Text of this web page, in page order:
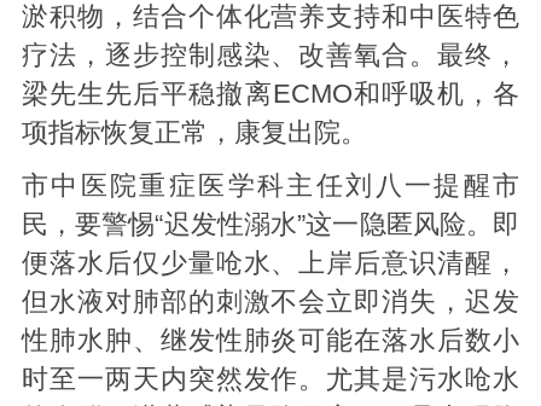
淤积物，结合个体化营养支持和中医特色
疗法，逐步控制感染、改善氧合。最终，
梁先生先后平稳撤离ECMO和呼吸机，各
项指标恢复正常，康复出院。
市中医院重症医学科主任刘八一提醒市
民，要警惕“迟发性溺水”这一隐匿风险。即
便落水后仅少量呛水、上岸后意识清醒，
但水液对肺部的刺激不会立即消失，迟发
性肺水肿、继发性肺炎可能在落水后数小
时至一两天内突然发作。尤其是污水呛水